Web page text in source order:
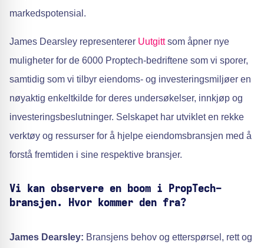
markedspotensial.
James Dearsley representerer Uutgittsom åpner nye
muligheter for de 6000 Proptech-bedriftene som vi sporer,
samtidig som vi tilbyr eiendoms- og investeringsmiljøer en
nøyaktig enkeltkilde for deres undersøkelser, innkjøp og
investeringsbeslutninger. Selskapet har utviklet en rekke
verktøy og ressurser for å hjelpe eiendomsbransjen med å
forstå fremtiden i sine respektive bransjer.
Vi kan observere en boom i PropTech-
bransjen. Hvor kommer den fra?
James Dearsley: Bransjens behov og etterspørsel, rett og